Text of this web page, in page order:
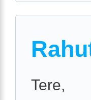
Tere,